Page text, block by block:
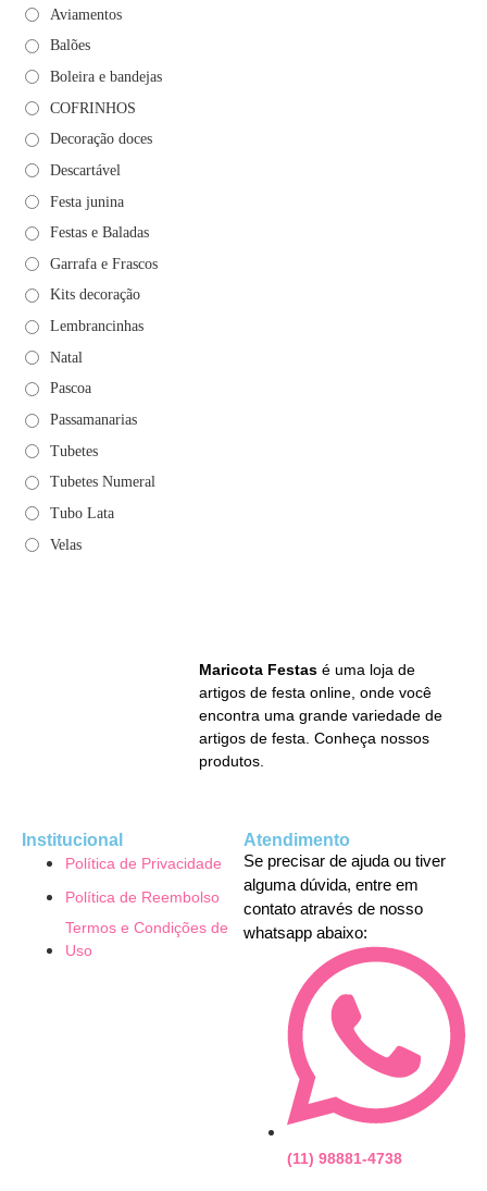
Aviamentos
Balões
Boleira e bandejas
COFRINHOS
Decoração doces
Descartável
Festa junina
Festas e Baladas
Garrafa e Frascos
Kits decoração
Lembrancinhas
Natal
Pascoa
Passamanarias
Tubetes
Tubetes Numeral
Tubo Lata
Velas
Maricota Festas é uma loja de
artigos de festa online, onde você
encontra uma grande variedade de
artigos de festa. Conheça nossos
produtos.
Institucional
Política de Privacidade
Política de Reembolso
Termos e Condições de
Uso
Atendimento
Se precisar de ajuda ou tiver
alguma dúvida, entre em
contato através de nosso
whatsapp abaixo:
(11) 98881-4738